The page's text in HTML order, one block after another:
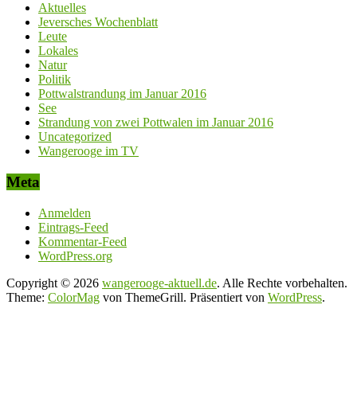
Aktuelles
Jeversches Wochenblatt
Leute
Lokales
Natur
Politik
Pottwalstrandung im Januar 2016
See
Strandung von zwei Pottwalen im Januar 2016
Uncategorized
Wangerooge im TV
Meta
Anmelden
Eintrags-Feed
Kommentar-Feed
WordPress.org
Copyright © 2026 wangerooge-aktuell.de. Alle Rechte vorbehalten.
Theme: ColorMag von ThemeGrill. Präsentiert von WordPress.